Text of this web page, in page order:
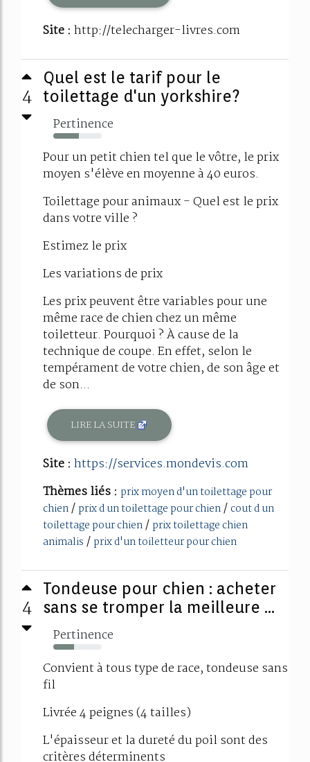
Site : http://telecharger-livres.com
4
Quel est le tarif pour le
toilettage d'un yorkshire?
Pertinence
53%
Pour un petit chien tel que le vôtre, le prix
moyen s'élève en moyenne à 40 euros.
Toilettage pour animaux - Quel est le prix
dans votre ville ?
Estimez le prix
Les variations de prix
Les prix peuvent être variables pour une
même race de chien chez un même
toiletteur. Pourquoi ? À cause de la
technique de coupe. En effet, selon le
tempérament de votre chien, de son âge et
de son...
LIRE LA SUITE
Site : https://services.mondevis.com
Thèmes liés : prix moyen d'un toilettage pour
chien/ prix d un toilettage pour chien/ cout d un
toilettage pour chien/ prix toilettage chien
animalis / prix d'un toiletteur pour chien
4
Tondeuse pour chien : acheter
sans se tromper la meilleure ...
Pertinence
43%
Convient à tous type de race, tondeuse sans
fil
Livrée 4 peignes (4 tailles)
L'épaisseur et la dureté du poil sont des
critères déterminents